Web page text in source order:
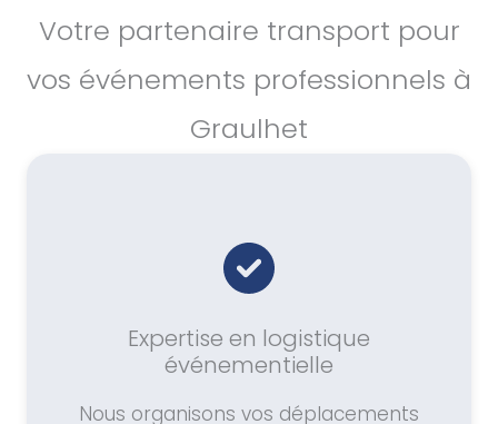
Votre partenaire transport pour
vos événements professionnels à
Graulhet
Expertise en logistique
événementielle
Nous organisons vos déplacements